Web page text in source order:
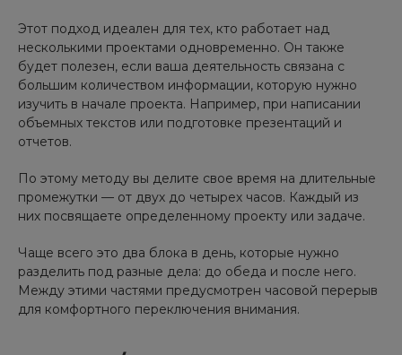
Этот подход идеален для тех, кто работает над
несколькими проектами одновременно. Он также
будет полезен, если ваша деятельность связана с
большим количеством информации, которую нужно
изучить в начале проекта. Например, при написании
объемных текстов или подготовке презентаций и
отчетов.
По этому методу вы делите свое время на длительные
промежутки — от двух до четырех часов. Каждый из
них посвящаете определенному проекту или задаче.
Чаще всего это два блока в день, которые нужно
разделить под разные дела: до обеда и после него.
Между этими частями предусмотрен часовой перерыв
для комфортного переключения внимания.